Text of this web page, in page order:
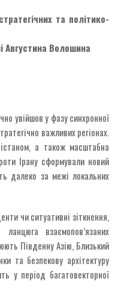
та політико-
Августина Волошина
увійшов у фазу синхронної
важливих регіонах.
а також масштабна
Ірану сформували новий
далеко за межі локальних
чи ситуативні зіткнення,
взаємопов’язаних
Південну Азію, Близький
та безпекову архітектуру
у період багатовекторної